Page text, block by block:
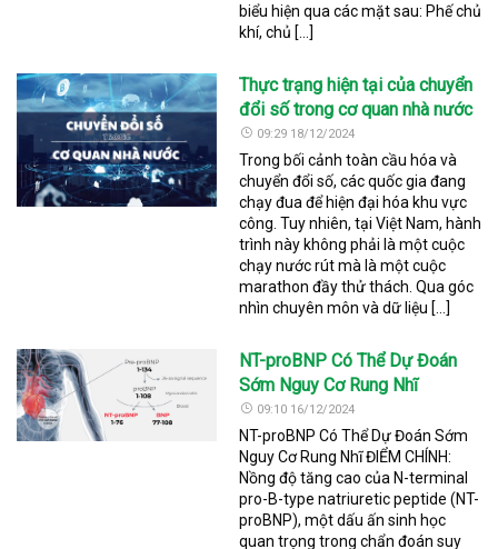
biểu hiện qua các mặt sau: Phế chủ
khí, chủ […]
Thực trạng hiện tại của chuyển
đổi số trong cơ quan nhà nước
09:29 18/12/2024
Trong bối cảnh toàn cầu hóa và
chuyển đổi số, các quốc gia đang
chạy đua để hiện đại hóa khu vực
công. Tuy nhiên, tại Việt Nam, hành
trình này không phải là một cuộc
chạy nước rút mà là một cuộc
marathon đầy thử thách. Qua góc
nhìn chuyên môn và dữ liệu […]
NT-proBNP Có Thể Dự Đoán
Sớm Nguy Cơ Rung Nhĩ
09:10 16/12/2024
NT-proBNP Có Thể Dự Đoán Sớm
Nguy Cơ Rung Nhĩ ĐIỂM CHÍNH:
Nồng độ tăng cao của N-terminal
pro-B-type natriuretic peptide (NT-
proBNP), một dấu ấn sinh học
quan trọng trong chẩn đoán suy